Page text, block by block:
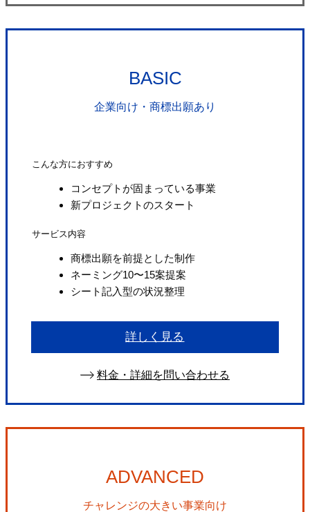
BASIC
企業向け・商標出願あり
こんな方におすすめ
コンセプトが固まっている事業
新プロジェクトのスタート
サービス内容
商標出願を前提とした制作
ネーミング10〜15案提案
シート記入型の状況整理
詳しく見る
料金・詳細を問い合わせる
ADVANCED
チャレンジの大きい事業向け